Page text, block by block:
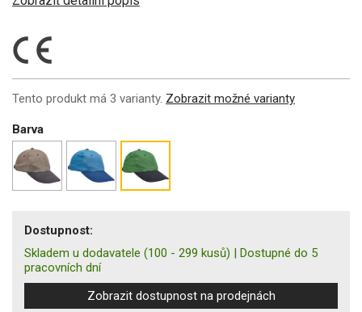
Tento produkt má 3 varianty. Zobrazit možné varianty
Barva
Dostupnost:
Skladem u dodavatele (100 - 299 kusů) | Dostupné do 5
pracovních dní
Zobrazit dostupnost na prodejnách